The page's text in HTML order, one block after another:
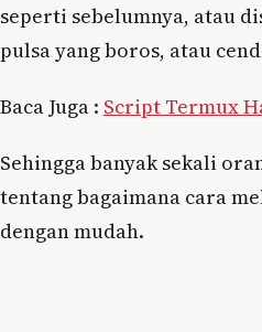
seperti sebelumnya, atau
pulsa yang boros, atau
Baca Juga : Script Termux
Sehingga banyak sekali
tentang bagaimana cara
dengan mudah.